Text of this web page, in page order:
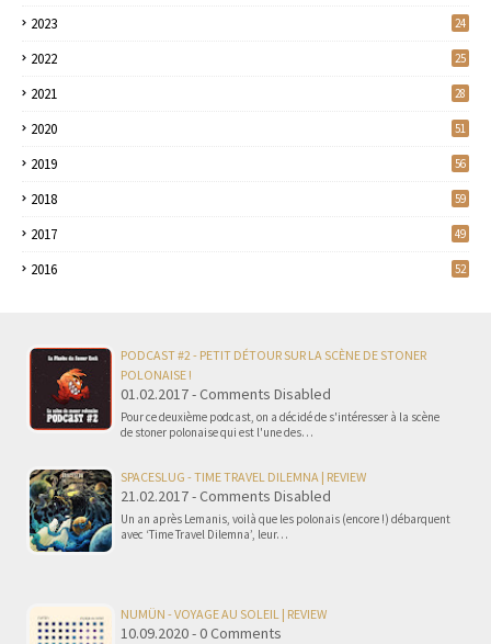
2023 24
2022 25
2021 28
2020 51
2019 56
2018 59
2017 49
2016 52
PODCAST #2 - PETIT DÉTOUR SUR LA SCÈNE DE STONER
POLONAISE !
01.02.2017 - Comments Disabled
Pour ce deuxième podcast, on a décidé de s'intéresser à la scène
de stoner polonaise qui est l'une des…
SPACESLUG - TIME TRAVEL DILEMNA | REVIEW
21.02.2017 - Comments Disabled
Un an après Lemanis, voilà que les polonais (encore !) débarquent
avec ‘Time Travel Dilemna’, leur…
NUMÜN - VOYAGE AU SOLEIL | REVIEW
10.09.2020 - 0 Comments